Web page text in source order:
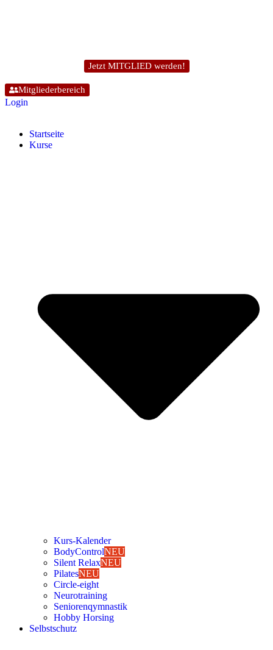
Jetzt MITGLIED werden!
Mitgliederbereich
Login
Start­sei­te
Kur­se
Kurs-Kalen­­der
Body­Con­trolNEU
Silent RelaxNEU
Pila­tesNEU
Cir­cle-eight
Neu­ro­trai­ning
Senio­ren­qym­nas­tik
Hob­by Hor­sing
Selbst­schutz